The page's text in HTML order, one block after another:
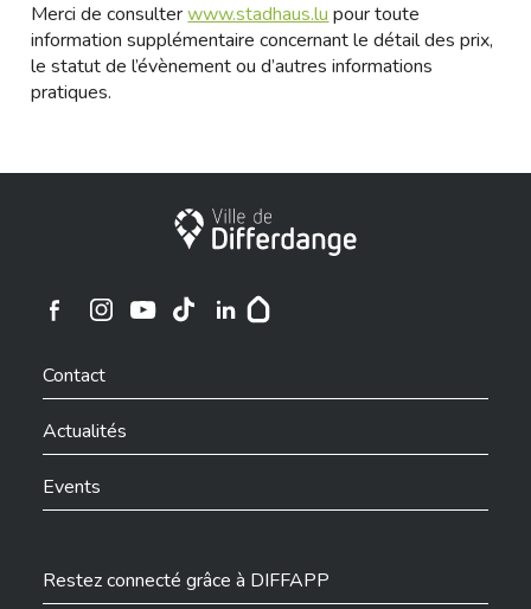
Merci de consulterwww.stadhaus.lupour toute
information supplémentaire concernant le détail des prix,
le statut de l’évènement ou d’autres informations
pratiques.
Ville de Differdange
Ville de Differdange sur Instagram
Contact
Actualités
Events
Restez connecté grâce à DIFFAPP